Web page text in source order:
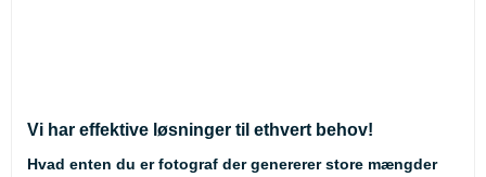
Vi har effektive løsninger til ethvert behov!
Hvad enten du er fotograf der genererer store mængder